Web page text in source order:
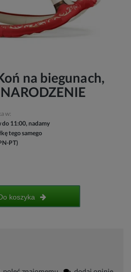
na biegunach,
w:
do 11:00, nadamy
tego samego
PT)
koszyka